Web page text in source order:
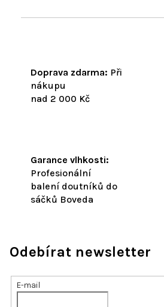
Doprava zdarma: Při
nákupu
nad 2 000 Kč
Garance vlhkosti:
Profesionální
balení doutníků do
sáčků Boveda
Odebírat newsletter
E-mail